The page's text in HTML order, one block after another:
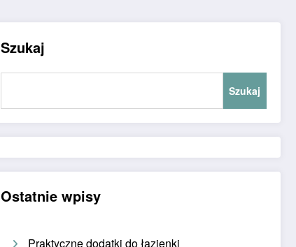
Szukaj
Szukaj
Ostatnie wpisy
Praktyczne dodatki do łazienki